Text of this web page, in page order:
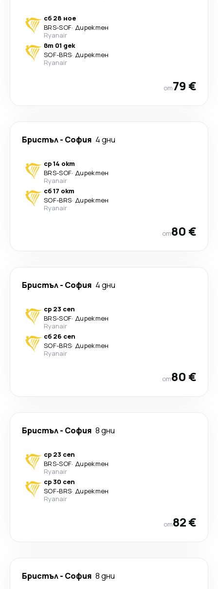
сб 28 ное
BRS-SOF· Директен
Ryanair
вт 01 дек
SOF-BRS· Директен
Ryanair
от79 €
Бристъл- София 4 дни
ср 14 окт
BRS-SOF· Директен
Ryanair
сб 17 окт
SOF-BRS· Директен
Ryanair
от80 €
Бристъл- София 4 дни
ср 23 сеп
BRS-SOF· Директен
Ryanair
сб 26 сеп
SOF-BRS· Директен
Ryanair
от80 €
Бристъл- София 8 дни
ср 23 сеп
BRS-SOF· Директен
Ryanair
ср 30 сеп
SOF-BRS· Директен
Ryanair
от82 €
Бристъл- София 8 дни